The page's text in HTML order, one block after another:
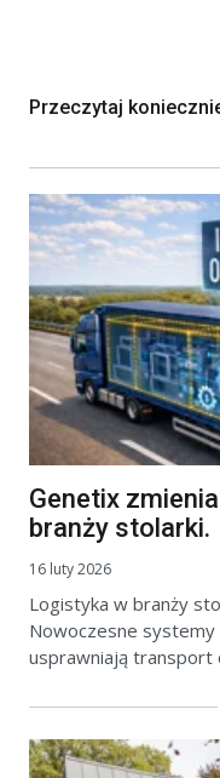
Przeczytaj
Genetix
branży stolarki.
16 luty 2026
Logistyka w branży
Nowoczesne
usprawniają transport